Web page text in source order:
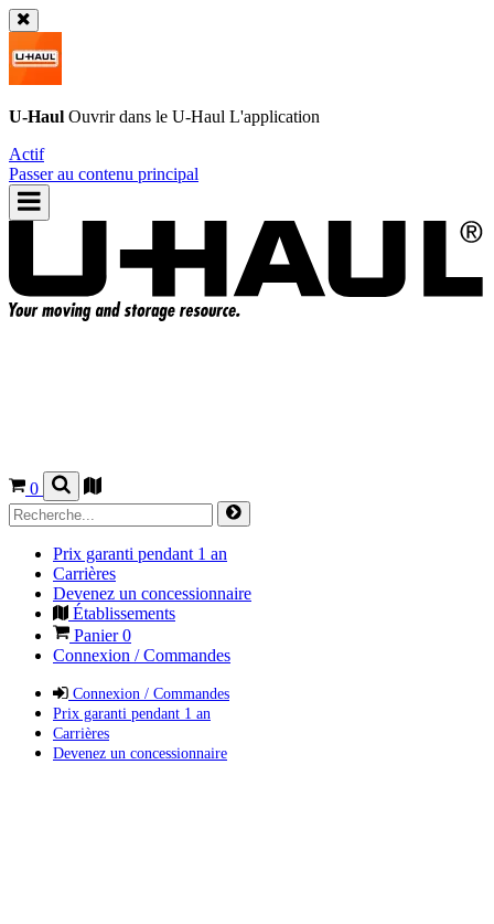
U-Haul Ouvrir dans le U-Haul L'application
Actif
Passer au contenu principal
0
Prix garanti pendant 1 an
Carrières
Devenez un concessionnaire
Établissements
Panier0
Connexion / Commandes
Connexion / Commandes
Prix garanti pendant 1 an
Carrières
Devenez un concessionnaire